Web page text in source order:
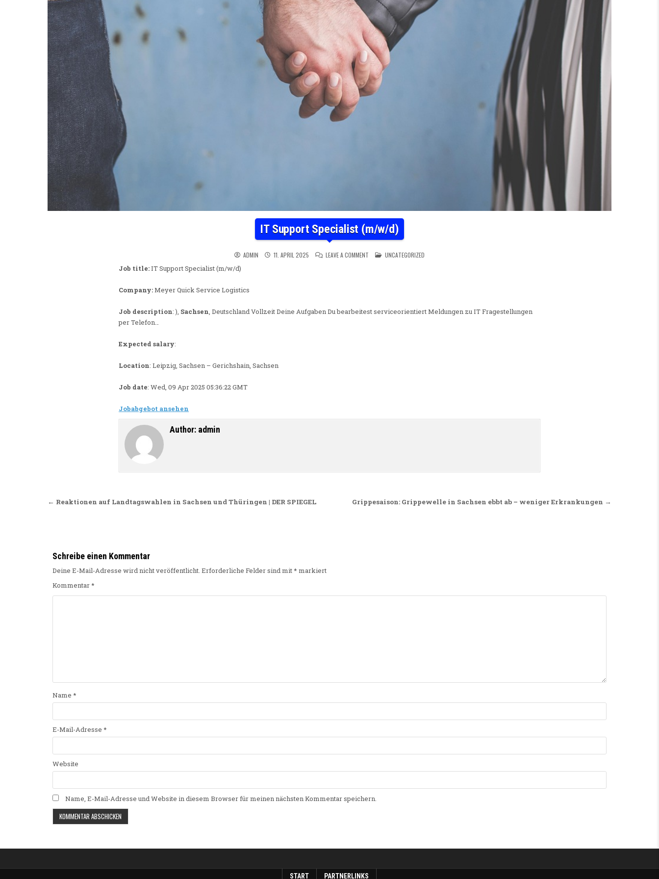
IT Support Specialist (m/w/d)
ADMIN 11. APRIL 2025 LEAVE A COMMENT ON IT SUPPORT SPECIALIST (M/W/D)
POSTED IN
UNCATEGORIZED
Job title:IT Support Specialist (m/w/d)
Company:Meyer Quick Service Logistics
Job description: ), Sachsen, Deutschland Vollzeit Deine Aufgaben Du bearbeitest serviceorientiert Meldungen zu IT Fragestellungen
per Telefon…
Expected salary:
Location: Leipzig, Sachsen – Gerichshain, Sachsen
Job date: Wed, 09 Apr 2025 05:36:22 GMT
Jobabgebot ansehen
Author: admin
Beitragsnavigation Grippesaison: Grippewelle in Sachsen ebbt ab – weniger Erkrankungen →
← Reaktionen auf Landtagswahlen in Sachsen und Thüringen | DER SPIEGEL
Schreibe einen Kommentar
Deine E-Mail-Adresse wird nicht veröffentlicht. Erforderliche Felder sind mit* markiert
Kommentar*
Name *
E-Mail-Adresse *
Website
Name, E-Mail-Adresse und Website in diesem Browser für meinen nächsten Kommentar speichern.
START PARTNERLINKS